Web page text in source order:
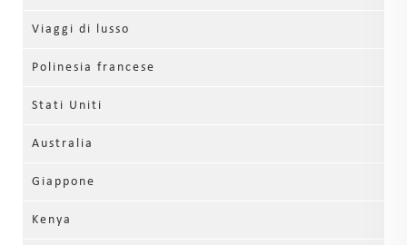
Viaggi di lusso
Polinesia francese
Stati Uniti
Australia
Giappone
Kenya